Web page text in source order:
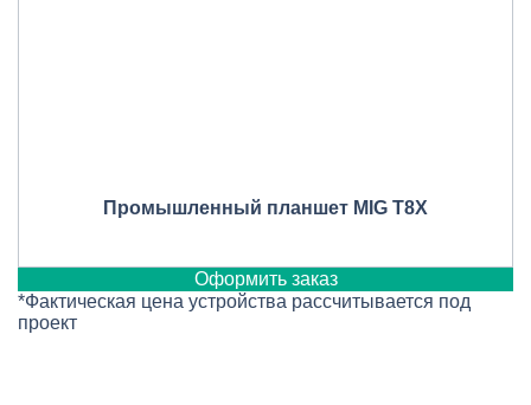
Промышленный планшет MIG T8X
Оформить заказ
*Фактическая цена устройства рассчитывается под
проект